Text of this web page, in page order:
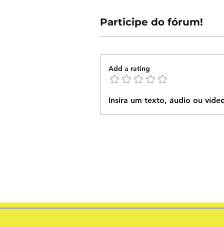
Participe do fórum!
Add a rating
Insira um texto, áudio ou